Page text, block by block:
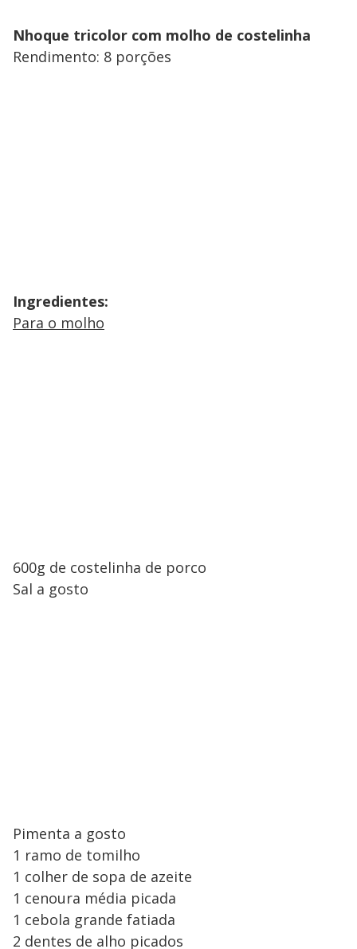
Nhoque tricolor com molho de costelinha
Rendimento: 8 porções
Ingredientes:
Para o molho
600g de costelinha de porco
Sal a gosto
Pimenta a gosto
1 ramo de tomilho
1 colher de sopa de azeite
1 cenoura média picada
1 cebola grande fatiada
2 dentes de alho picados